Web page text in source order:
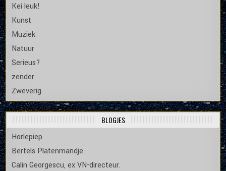
Kei leuk!
Kunst
Muziek
Natuur
Serieus?
zender
Zweverig
BLOGJES
Horlepiep
Bertels Platenmandje
Calin Georgescu, ex VN-directeur.